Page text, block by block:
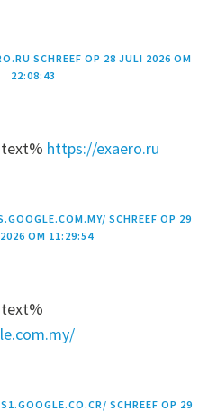
SCHREEF OP 28 JULI 2026 OM
22:08:43
https://exaero.ru
SCHREEF OP 29
OM 11:29:54
SCHREEF OP 29